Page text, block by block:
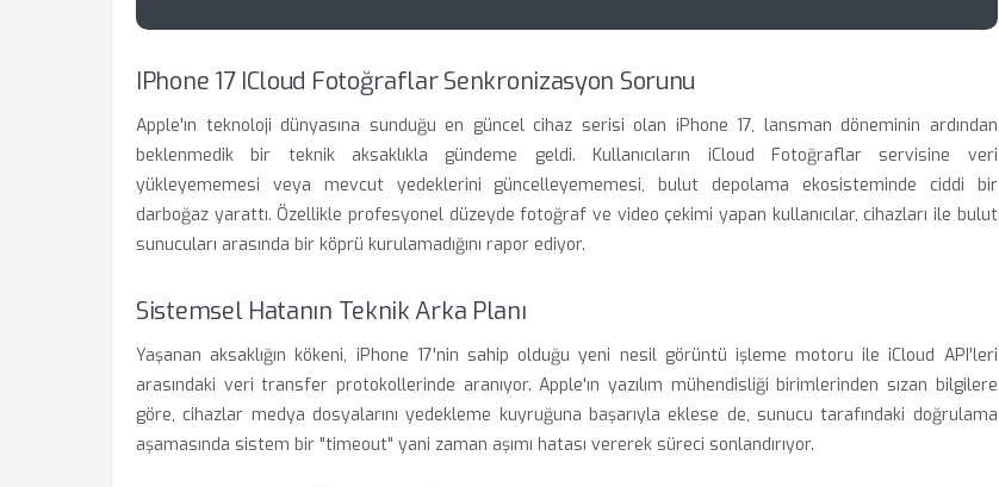
IPhone 17 ICloud Fotoğraflar Senkronizasyon Sorunu
Apple'ın teknoloji dünyasına sunduğu en güncel cihaz serisi olan iPhone 17, lansman döneminin ardından
beklenmedik bir teknik aksaklıkla gündeme geldi. Kullanıcıların iCloud Fotoğraflar servisine veri
yükleyememesi veya mevcut yedeklerini güncelleyememesi, bulut depolama ekosisteminde ciddi bir
darboğaz yarattı. Özellikle profesyonel düzeyde fotoğraf ve video çekimi yapan kullanıcılar, cihazları ile bulut
sunucuları arasında bir köprü kurulamadığını rapor ediyor.
Sistemsel Hatanın Teknik Arka Planı
Yaşanan aksaklığın kökeni, iPhone 17'nin sahip olduğu yeni nesil görüntü işleme motoru ile iCloud API'leri
arasındaki veri transfer protokollerinde aranıyor. Apple'ın yazılım mühendisliği birimlerinden sızan bilgilere
göre, cihazlar medya dosyalarını yedekleme kuyruğuna başarıyla eklese de, sunucu tarafındaki doğrulama
aşamasında sistem bir "timeout" yani zaman aşımı hatası vererek süreci sonlandırıyor.